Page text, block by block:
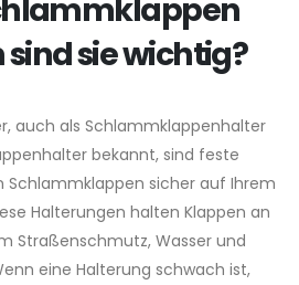
sie wichtig?
auch als Schlammklappenhalter
bekannt, sind feste
Schlammklappen sicher auf Ihrem
Halterungen halten Klappen an
Straßenschmutz, Wasser und
eine Halterung schwach ist,